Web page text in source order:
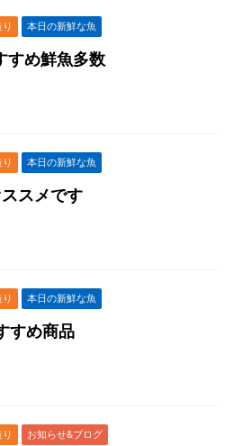
本日の新鮮な魚
すめ鮮魚多数
本日の新鮮な魚
スメです
本日の新鮮な魚
すめ商品
お知らせ&ブログ